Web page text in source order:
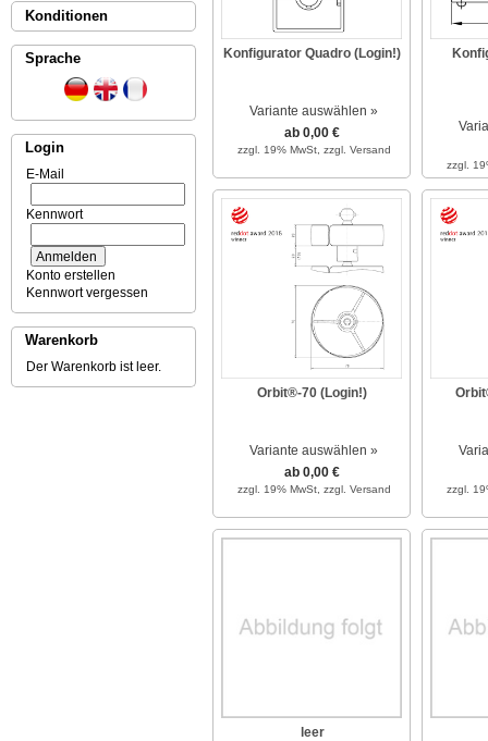
Konditionen
Sprache
Login
E-Mail
Kennwort
Konto erstellen
Kennwort vergessen
Warenkorb
Der Warenkorb ist leer.
Konfigurator Quadro (Login!)
Variante auswählen »
ab 0,00 €
zzgl. 19% MwSt, zzgl. Versand
zzgl.
Orbit®-70 (Login!)
Variante auswählen »
ab 0,00 €
zzgl. 19% MwSt, zzgl. Versand zzgl.
leer